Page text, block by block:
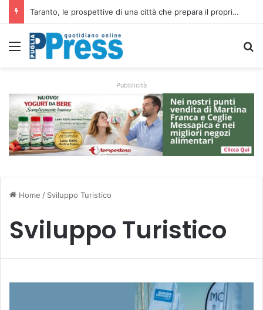
La costa di Taranto, dalle isole Cheradi ai percorsi dello Ionio
Menu
Pubblicità
Home / Sviluppo Turistico
Sviluppo Turistico